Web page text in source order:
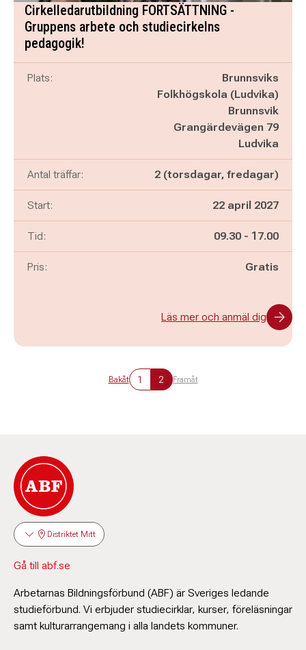
Cirkelledarutbildning FORTSÄTTNING -
Gruppens arbete och studiecirkelns
pedagogik!
Plats:
Brunnsviks
Folkhögskola (Ludvika)
Brunnsvik
Grangärdevägen 79
Ludvika
Antal träffar: 2 (torsdagar, fredagar)
Start: 22 april 2027
Tid: Pågår mellan
09.30 - och
17.00
Pris: Gratis
Läs mer och anmäl dig
Bakåt 1 2 Framåt
Distriktet Mitt
Gå till abf.se
Arbetarnas Bildningsförbund (ABF) är Sveriges ledande
studieförbund. Vi erbjuder studiecirklar, kurser, föreläsningar
samt kulturarrangemang i alla landets kommuner.